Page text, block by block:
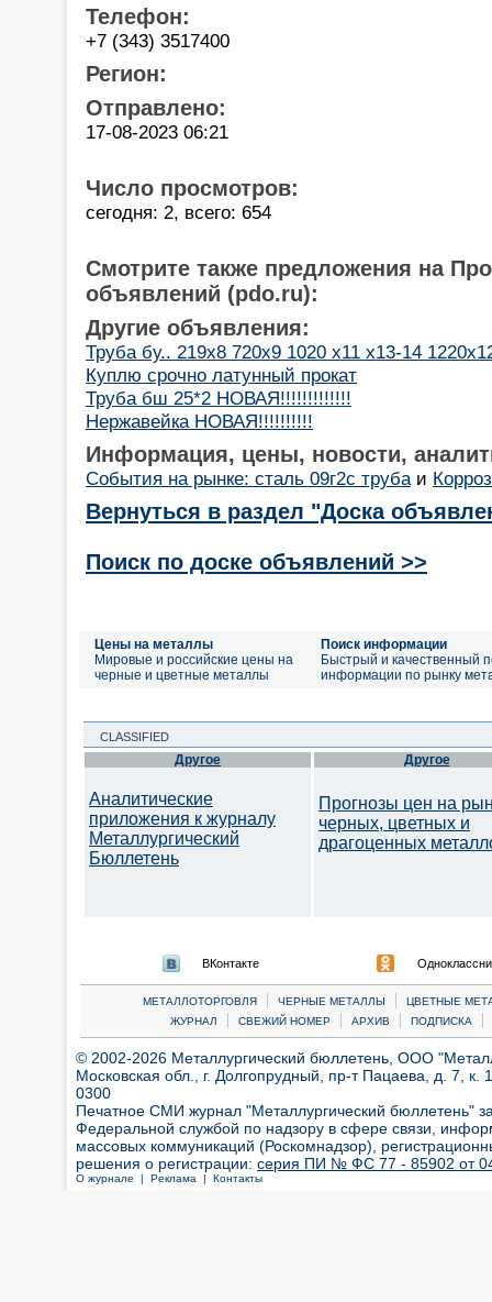
Телефон:
+7 (343) 3517400
Регион:
Отправлено:
17-08-2023 06:21
Число просмотров:
сегодня: 2, всего: 654
Смотрите также предложения на
объявлений (pdo.ru):
Другие объявления:
Труба бу.. 219х8 720х9 1020 х11 х13-14
Куплю срочно латунный прокат
Труба бш 25*2 НОВАЯ!!!!!!!!!!!!!
Нержавейка НОВАЯ!!!!!!!!!!
Информация, цены, новости,
События на рынке: сталь 09г2с труба и
Вернуться в раздел "Доска
Поиск по доске объявлений >>
Цены на металлы
Мировые и российские цены на
черные и цветные металлы
Поиск информации
Быстрый и качественный
информации по рынку
CLASSIFIED
Другое
Аналитические
приложения к журналу
Металлургический
Бюллетень
Другое
Прогнозы цен на
черных, цветных и
драгоценных
ВКонтакте
МЕТАЛЛОТОРГОВЛЯ | ЧЕРНЫЕ МЕТАЛЛЫ |
ЦВЕТНЫЕ
ЖУРНАЛ
| СВЕЖИЙ НОМЕР | АРХИВ | ПОДПИСКА |
© 2002-2026 Металлургический бюллетень, ООО
Московская обл., г. Долгопрудный, пр-т Пацаева, д. 7,
0300
Печатное СМИ журнал "Металлургический бюллетень"
Федеральной службой по надзору в сфере связи,
массовых коммуникаций (Роскомнадзор),
решения о регистрации: серия ПИ № ФС 77 - 85902 от 04
О журнале | Реклама | Контакты